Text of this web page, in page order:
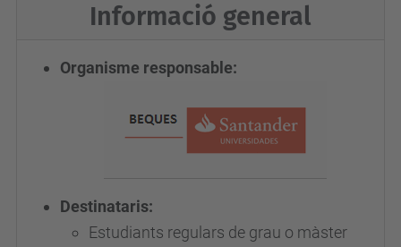
Informació general
Organisme responsable:
Destinataris:
Estudiants regulars de grau o màster